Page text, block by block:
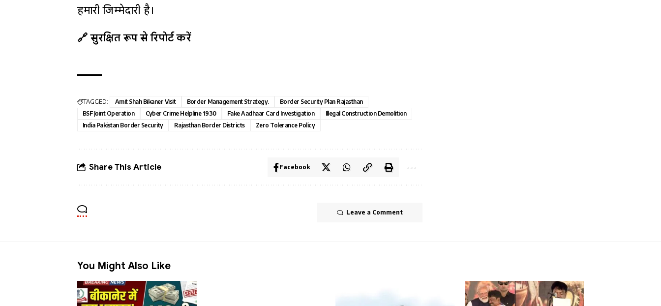
हमारी जिम्मेदारी है।
🔗 सुरक्षित रूप से रिपोर्ट करें
TAGGED: Amit Shah Bikaner Visit Border Management Strategy.
Border Security Plan Rajasthan
BSF Joint Operation
Cyber Crime Helpline 1930 Fake Aadhaar Card Investigation
Illegal Construction Demolition
India Pakistan Border Security
Rajasthan Border Districts Zero Tolerance Policy
Share This Article Facebook
Leave a Comment
You Might Also Like